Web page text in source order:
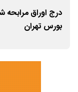
بورس تهران